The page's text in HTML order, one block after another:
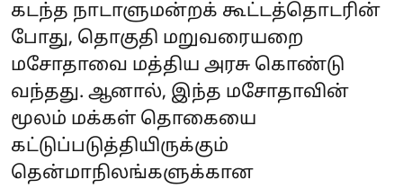
கடந்த நாடாளுமன்றக் கூட்டத்தொடரின்
போது, தொகுதி மறுவரையறை
மசோதாவை மத்திய அரசு கொண்டு
வந்தது. ஆனால், இந்த மசோதாவின்
மூலம் மக்கள் தொகையை
கட்டுப்படுத்தியிருக்கும்
தென்மாநிலங்களுக்கான